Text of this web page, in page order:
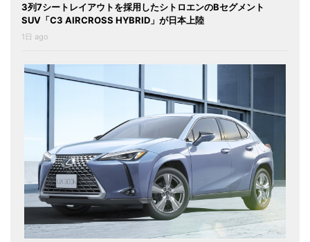
3列7シートレイアウトを採用したシトロエンのBセグメント
SUV「C3 AIRCROSS HYBRID」が日本上陸
1日 ago